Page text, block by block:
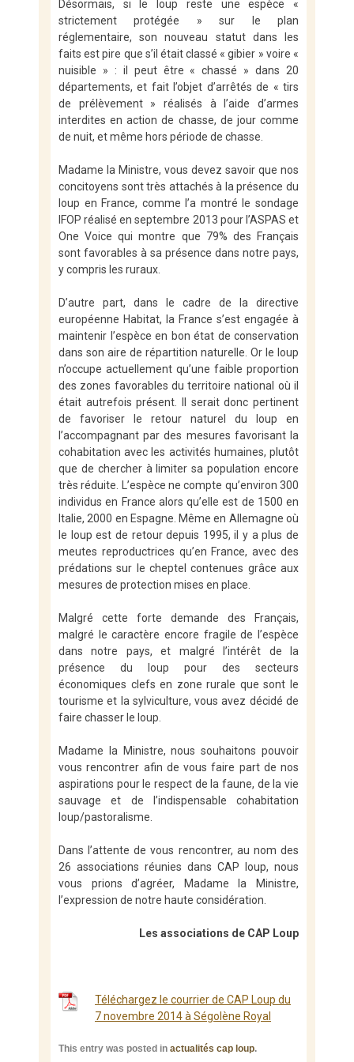
Désormais, si le loup reste une espèce «
strictement protégée » sur le plan
réglementaire, son nouveau statut dans les
faits est pire que s’il était classé « gibier » voire «
nuisible » : il peut être « chassé » dans 20
départements, et fait l’objet d’arrêtés de « tirs
de prélèvement » réalisés à l’aide d’armes
interdites en action de chasse, de jour comme
de nuit, et même hors période de chasse.
Madame la Ministre, vous devez savoir que nos
concitoyens sont très attachés à la présence du
loup en France, comme l’a montré le sondage
IFOP réalisé en septembre 2013 pour l’ASPAS et
One Voice qui montre que 79% des Français
sont favorables à sa présence dans notre pays,
y compris les ruraux.
D’autre part, dans le cadre de la directive
européenne Habitat, la France s’est engagée à
maintenir l’espèce en bon état de conservation
dans son aire de répartition naturelle. Or le loup
n’occupe actuellement qu’une faible proportion
des zones favorables du territoire national où il
était autrefois présent. Il serait donc pertinent
de favoriser le retour naturel du loup en
l’accompagnant par des mesures favorisant la
cohabitation avec les activités humaines, plutôt
que de chercher à limiter sa population encore
très réduite. L’espèce ne compte qu’environ 300
individus en France alors qu’elle est de 1500 en
Italie, 2000 en Espagne. Même en Allemagne où
le loup est de retour depuis 1995, il y a plus de
meutes reproductrices qu’en France, avec des
prédations sur le cheptel contenues grâce aux
mesures de protection mises en place.
Malgré cette forte demande des Français,
malgré le caractère encore fragile de l’espèce
dans notre pays, et malgré l’intérêt de la
présence du loup pour des secteurs
économiques clefs en zone rurale que sont le
tourisme et la sylviculture, vous avez décidé de
faire chasser le loup.
Madame la Ministre, nous souhaitons pouvoir
vous rencontrer afin de vous faire part de nos
aspirations pour le respect de la faune, de la vie
sauvage et de l’indispensable cohabitation
loup/pastoralisme.
Dans l’attente de vous rencontrer, au nom des
26 associations réunies dans CAP loup, nous
vous prions d’agréer, Madame la Ministre,
l’expression de notre haute considération.
Les associations de CAP Loup
Téléchargez le courrier de CAP Loup du
7 novembre 2014 à Ségolène Royal
This entry was posted in actualités cap loup.